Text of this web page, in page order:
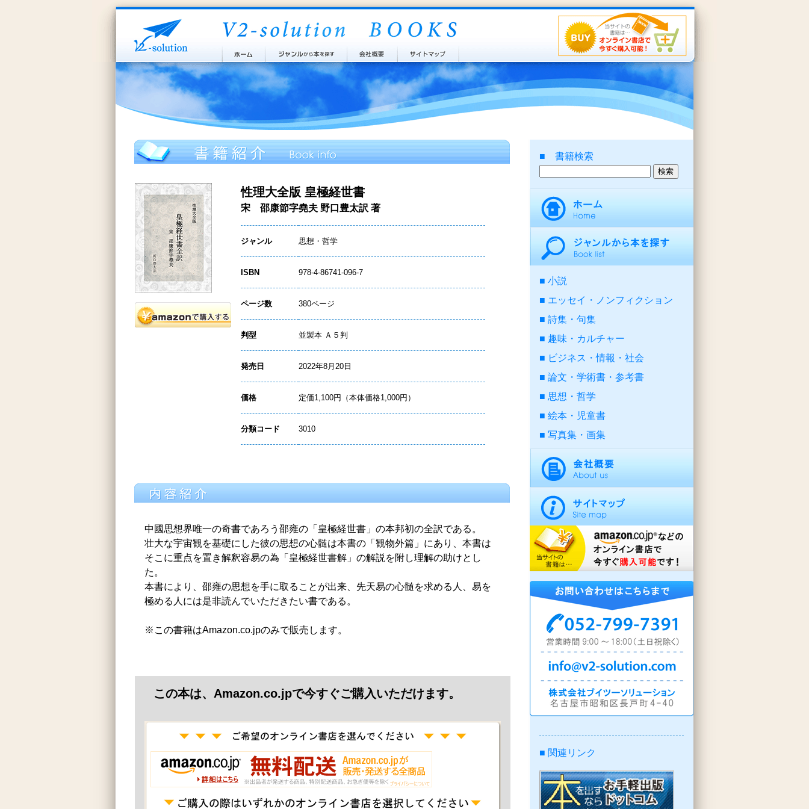
性理大全版 皇極経世書
宋 邵康節字堯夫 野口豊太訳 著
ジャンル 思想・哲学
ISBN 978-4-86741-096-7
ページ数 380ページ
判型 並製本 Ａ５判
発売日 2022年8月20日
価格 定価1,100円（本体価格1,000円）
分類コード 3010
中國思想界唯一の奇書であろう邵雍の「皇極経世書」の本邦初の全訳である。
壮大な宇宙観を基礎にした彼の思想の心髄は本書の「観物外篇」にあり、本書は
そこに重点を置き解釈容易の為「皇極経世書解」の解説を附し理解の助けとし
た。
本書により、邵雍の思想を手に取ることが出来、先天易の心髄を求める人、易を
極める人には是非読んでいただきたい書である。
※この書籍はAmazon.co.jpのみで販売します。
この本は、Amazon.co.jpで今すぐご購入いただけます。
■ 書籍検索
小説
エッセイ・ノンフィクション
詩集・句集
趣味・カルチャー
ビジネス・情報・社会
論文・学術書・参考書
思想・哲学
絵本・児童書
写真集・画集
■ 関連リンク